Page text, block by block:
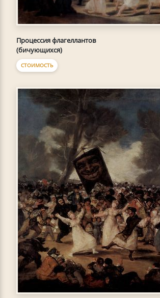
Процессия флагеллантов
(бичующихся)
СТОИМОСТЬ